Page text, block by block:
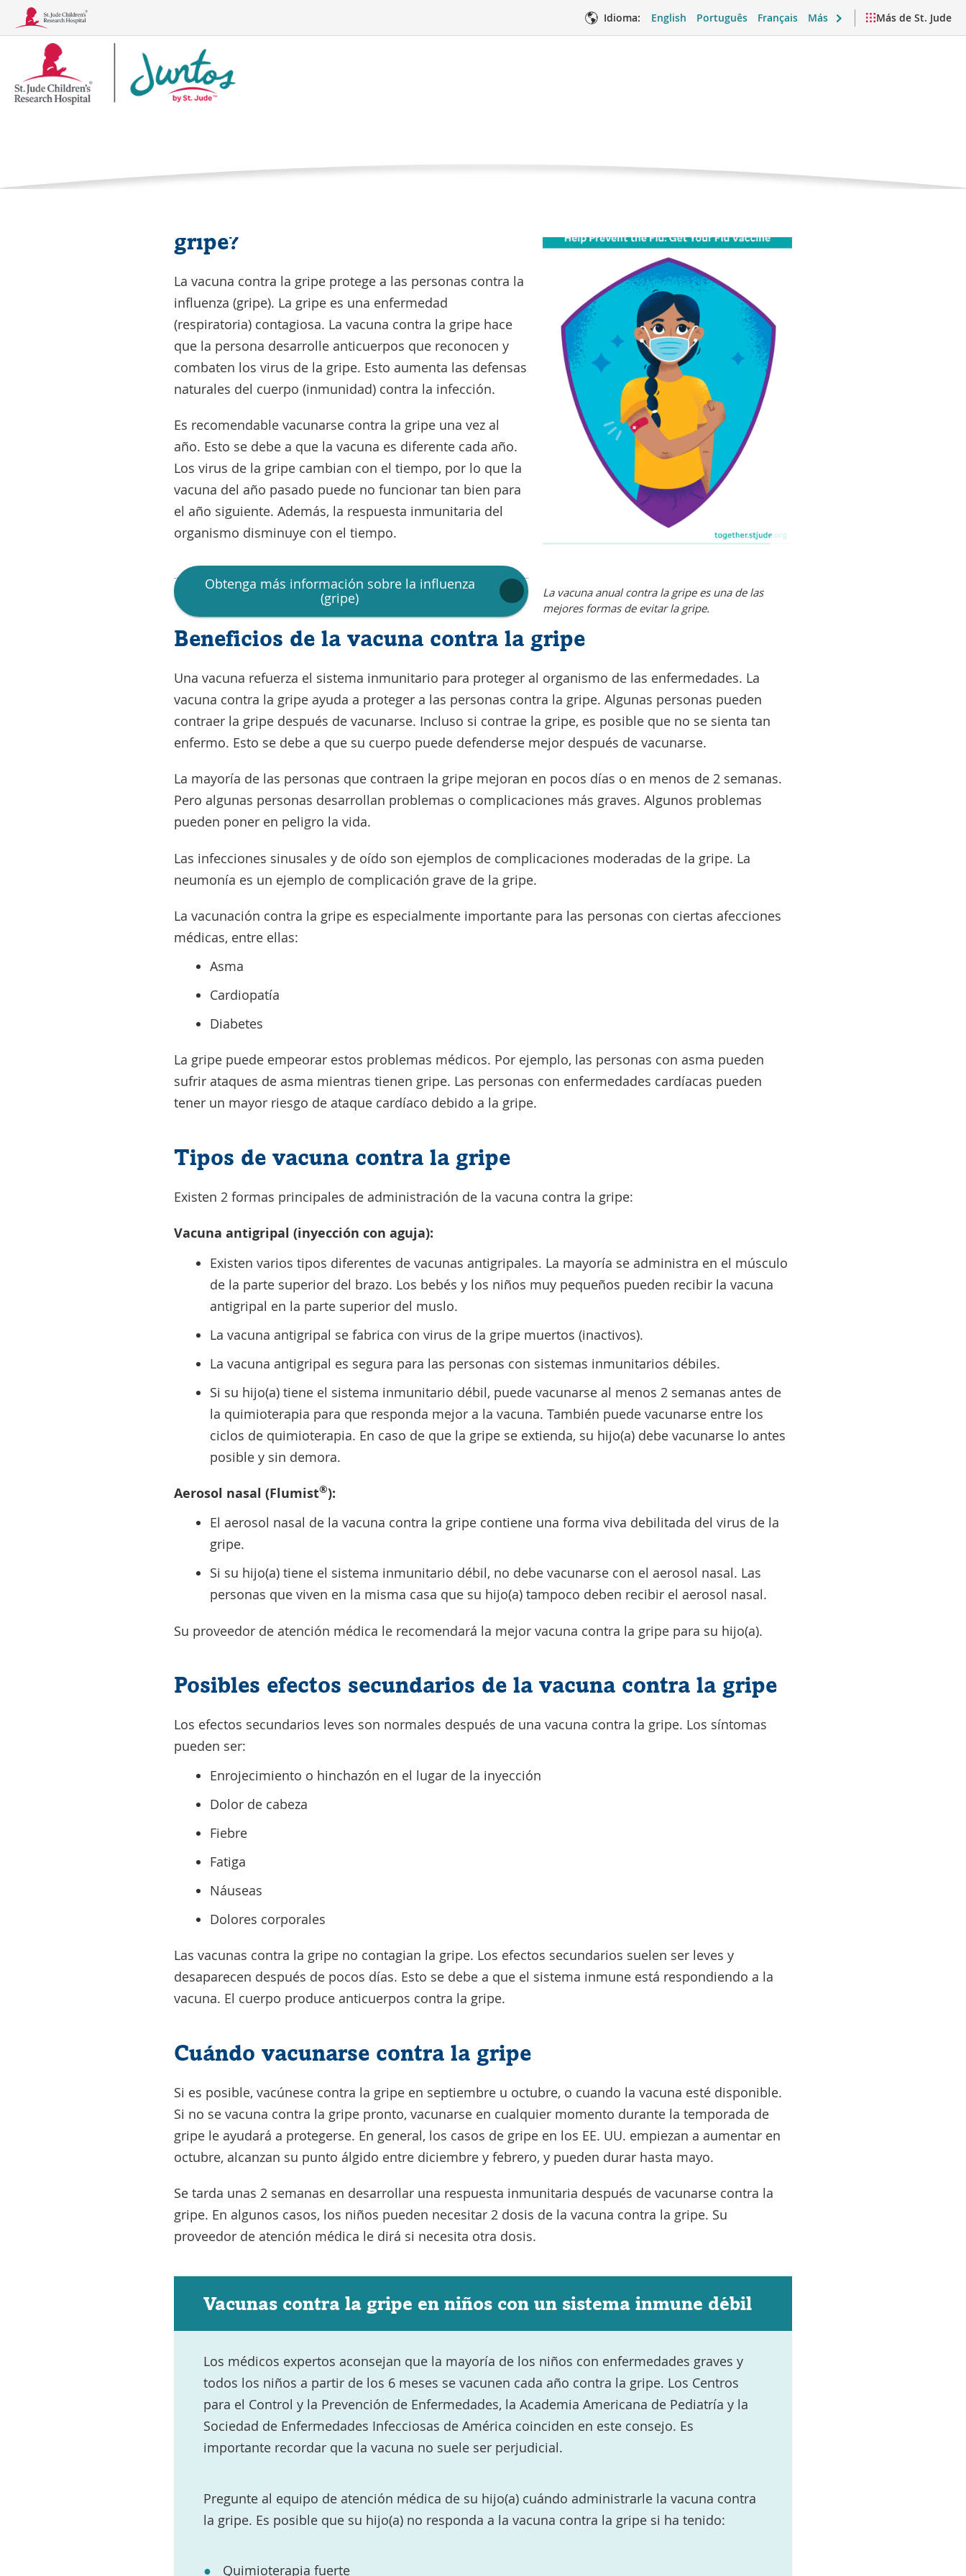
Idioma: English Português Français Más Más de St. Jude
de
Vacunas contra la gripe
gripe?
La vacuna contra la gripe protege a las personas contra la
influenza (gripe). La gripe es una enfermedad
(respiratoria) contagiosa. La vacuna contra la gripe hace
que la persona desarrolle anticuerpos que reconocen y
combaten los virus de la gripe. Esto aumenta las defensas
naturales del cuerpo (inmunidad) contra la infección.
Es recomendable vacunarse contra la gripe una vez al
año. Esto se debe a que la vacuna es diferente cada año.
Los virus de la gripe cambian con el tiempo, por lo que la
vacuna del año pasado puede no funcionar tan bien para
el año siguiente. Además, la respuesta inmunitaria del
organismo disminuye con el tiempo.
Obtenga más información sobre la influenza
(gripe)
La vacuna anual contra la gripe es una de las
mejores formas de evitar la gripe.
Beneficios de la vacuna contra la gripe
Una vacuna refuerza el sistema inmunitario para proteger al organismo de las enfermedades. La
vacuna contra la gripe ayuda a proteger a las personas contra la gripe. Algunas personas pueden
contraer la gripe después de vacunarse. Incluso si contrae la gripe, es posible que no se sienta tan
enfermo. Esto se debe a que su cuerpo puede defenderse mejor después de vacunarse.
La mayoría de las personas que contraen la gripe mejoran en pocos días o en menos de 2 semanas.
Pero algunas personas desarrollan problemas o complicaciones más graves. Algunos problemas
pueden poner en peligro la vida.
Las infecciones sinusales y de oído son ejemplos de complicaciones moderadas de la gripe. La
neumonía es un ejemplo de complicación grave de la gripe.
La vacunación contra la gripe es especialmente importante para las personas con ciertas afecciones
médicas, entre ellas:
Asma
Cardiopatía
Diabetes
La gripe puede empeorar estos problemas médicos. Por ejemplo, las personas con asma pueden
sufrir ataques de asma mientras tienen gripe. Las personas con enfermedades cardíacas pueden
tener un mayor riesgo de ataque cardíaco debido a la gripe.
Tipos de vacuna contra la gripe
Existen 2 formas principales de administración de la vacuna contra la gripe:
Vacuna antigripal (inyección con aguja):
Existen varios tipos diferentes de vacunas antigripales. La mayoría se administra en el músculo
de la parte superior del brazo. Los bebés y los niños muy pequeños pueden recibir la vacuna
antigripal en la parte superior del muslo.
La vacuna antigripal se fabrica con virus de la gripe muertos (inactivos).
La vacuna antigripal es segura para las personas con sistemas inmunitarios débiles.
Si su hijo(a) tiene el sistema inmunitario débil, puede vacunarse al menos 2 semanas antes de
la quimioterapia para que responda mejor a la vacuna. También puede vacunarse entre los
ciclos de quimioterapia. En caso de que la gripe se extienda, su hijo(a) debe vacunarse lo antes
posible y sin demora.
Aerosol nasal (Flumist®):
El aerosol nasal de la vacuna contra la gripe contiene una forma viva debilitada del virus de la
gripe.
Si su hijo(a) tiene el sistema inmunitario débil, no debe vacunarse con el aerosol nasal. Las
personas que viven en la misma casa que su hijo(a) tampoco deben recibir el aerosol nasal.
Su proveedor de atención médica le recomendará la mejor vacuna contra la gripe para su hijo(a).
Posibles efectos secundarios de la vacuna contra la gripe
Los efectos secundarios leves son normales después de una vacuna contra la gripe. Los síntomas
pueden ser:
Enrojecimiento o hinchazón en el lugar de la inyección
Dolor de cabeza
Fiebre
Fatiga
Náuseas
Dolores corporales
Las vacunas contra la gripe no contagian la gripe. Los efectos secundarios suelen ser leves y
desaparecen después de pocos días. Esto se debe a que el sistema inmune está respondiendo a la
vacuna. El cuerpo produce anticuerpos contra la gripe.
Cuándo vacunarse contra la gripe
Si es posible, vacúnese contra la gripe en septiembre u octubre, o cuando la vacuna esté disponible.
Si no se vacuna contra la gripe pronto, vacunarse en cualquier momento durante la temporada de
gripe le ayudará a protegerse. En general, los casos de gripe en los EE. UU. empiezan a aumentar en
octubre, alcanzan su punto álgido entre diciembre y febrero, y pueden durar hasta mayo.
Se tarda unas 2 semanas en desarrollar una respuesta inmunitaria después de vacunarse contra la
gripe. En algunos casos, los niños pueden necesitar 2 dosis de la vacuna contra la gripe. Su
proveedor de atención médica le dirá si necesita otra dosis.
Vacunas contra la gripe en niños con un sistema inmune débil
Los médicos expertos aconsejan que la mayoría de los niños con enfermedades graves y
todos los niños a partir de los 6 meses se vacunen cada año contra la gripe. Los Centros
para el Control y la Prevención de Enfermedades, la Academia Americana de Pediatría y la
Sociedad de Enfermedades Infecciosas de América coinciden en este consejo. Es
importante recordar que la vacuna no suele ser perjudicial.
Pregunte al equipo de atención médica de su hijo(a) cuándo administrarle la vacuna contra
la gripe. Es posible que su hijo(a) no responda a la vacuna contra la gripe si ha tenido:
Quimioterapia fuerte